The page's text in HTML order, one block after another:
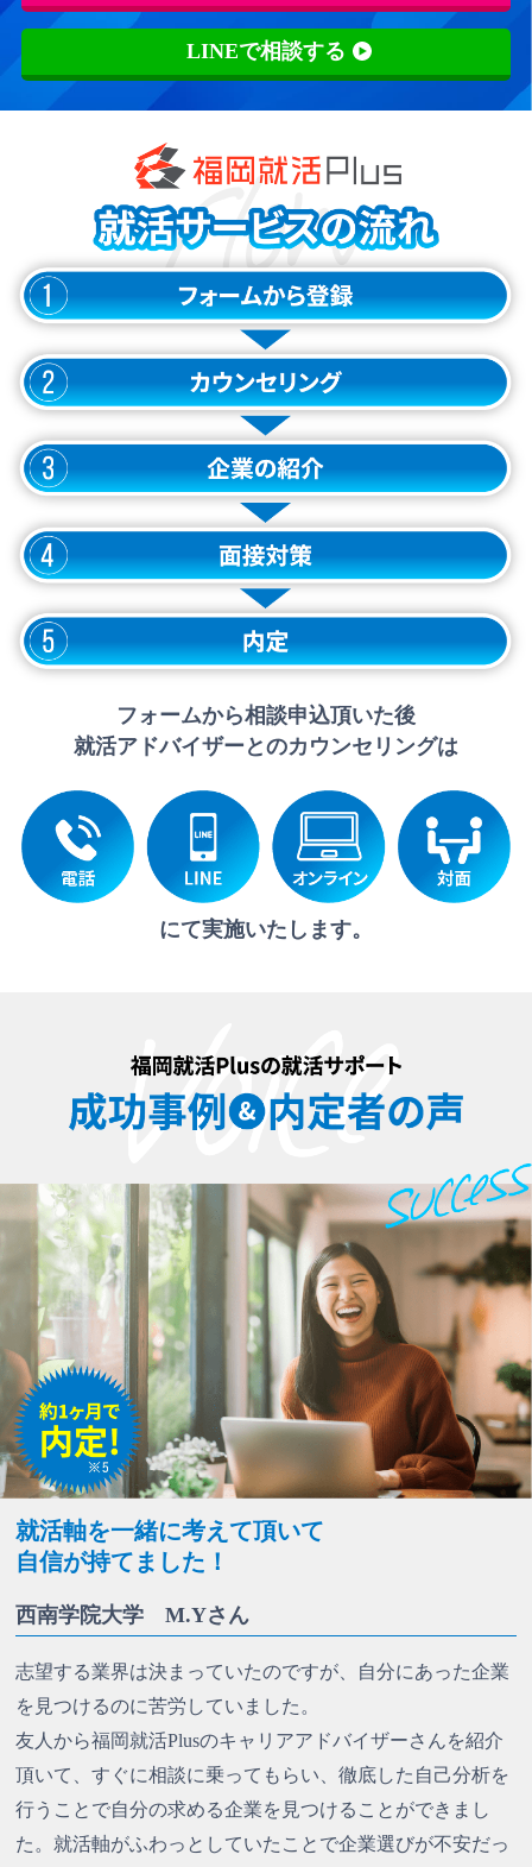
LINEで相談する
フォームから相談申込頂いた後
就活アドバイザーとのカウンセリングは
にて実施いたします。
就活軸を一緒に考えて頂いて
自信が持てました！
西南学院大学 M.Yさん
志望する業界は決まっていたのですが、自分にあった企業
を見つけるのに苦労していました。
友人から福岡就活Plusのキャリアアドバイザーさんを紹介
頂いて、すぐに相談に乗ってもらい、徹底した自己分析を
行うことで自分の求める企業を見つけることができまし
た。就活軸がふわっとしていたことで企業選びが不安だっ